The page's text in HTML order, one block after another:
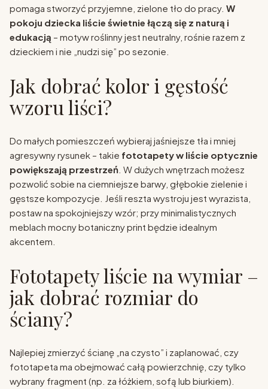
pomaga stworzyć przyjemne, zielone tło do pracy. W
pokoju dziecka liście świetnie łączą się z naturą i
edukacją – motyw roślinny jest neutralny, rośnie razem z
dzieckiem i nie „nudzi się” po sezonie.
Jak dobrać kolor i gęstość
wzoru liści?
Do małych pomieszczeń wybieraj jaśniejsze tła i mniej
agresywny rysunek – takie fototapety w liście optycznie
powiększają przestrzeń . W dużych wnętrzach możesz
pozwolić sobie na ciemniejsze barwy, głębokie zielenie i
gęstsze kompozycje. Jeśli reszta wystroju jest wyrazista,
postaw na spokojniejszy wzór; przy minimalistycznych
meblach mocny botaniczny print będzie idealnym
akcentem.
Fototapety liście na wymiar –
jak dobrać rozmiar do
ściany?
Najlepiej zmierzyć ścianę „na czysto” i zaplanować, czy
fototapeta ma obejmować całą powierzchnię, czy tylko
wybrany fragment (np. za łóżkiem, sofą lub biurkiem).